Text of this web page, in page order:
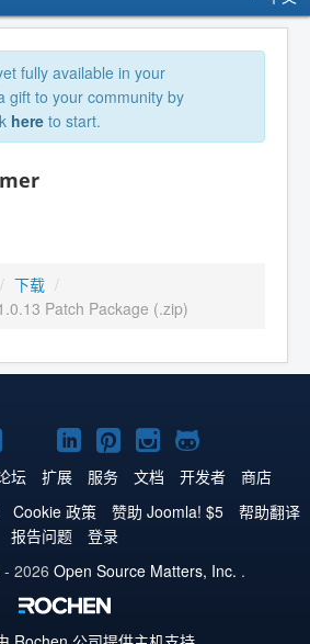
fully available in your
gift to your community by
here to start.
/ 下载 /
Patch Package (.zip)
YouTube
主
页
LinkedIn
主
页
Pinterest
主
页
Instagram
主
页
GitHub
主
页
坛 扩展 服务 文档 开发者
商店
Cookie 政策 赞助 Joomla! $5
帮助翻译
报告问题
登录
2026 Open Source Matters, Inc. .